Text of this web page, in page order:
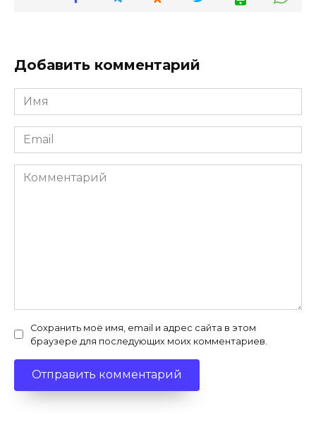
Добавить комментарий
Имя
*
Email
*
Комментарий
Сохранить моё имя, email и адрес сайта в этом
браузере для последующих моих комментариев.